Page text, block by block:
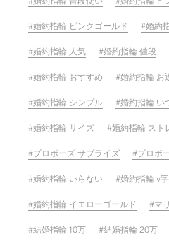
婚約指輪 ピンクゴールド 婚約
婚約指輪 人気 婚約指輪 値段
婚約指輪 おすすめ 婚約指輪 お
婚約指輪 シンプル 婚約指輪 い
婚約指輪 サイズ 婚約指輪 スト
プロポーズ サプライズ プロポ
婚約指輪 いらない 婚約指輪 v字
婚約指輪 イエローゴールド マ
結婚指輪 10万 結婚指輪 20万